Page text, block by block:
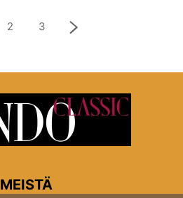
2 3
MEISTÄ